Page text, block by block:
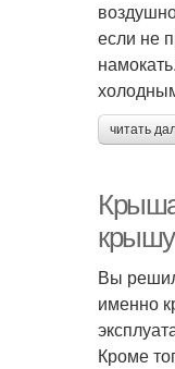
если не
читать
Вы
именно
Кроме